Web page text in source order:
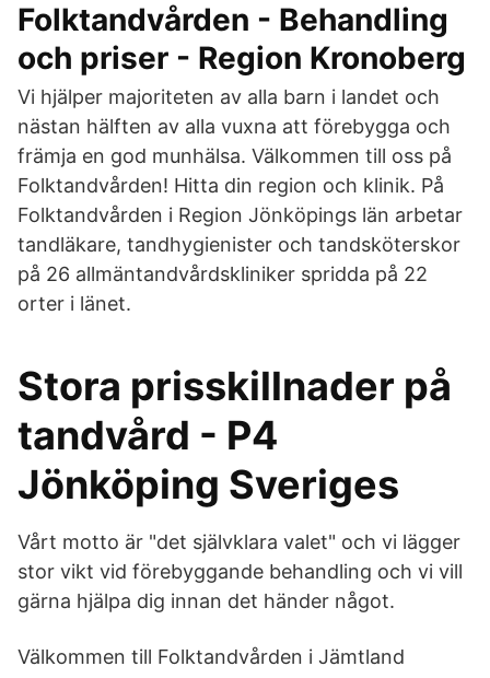
Folktandvården - Behandling
och priser - Region Kronoberg
Vi hjälper majoriteten av alla barn i landet och
nästan hälften av alla vuxna att förebygga och
främja en god munhälsa. Välkommen till oss på
Folktandvården! Hitta din region och klinik. På
Folktandvården i Region Jönköpings län arbetar
tandläkare, tandhygienister och tandsköterskor
på 26 allmäntandvårdskliniker spridda på 22
orter i länet.
Stora prisskillnader på
tandvård - P4
Jönköping Sveriges
Vårt motto är "det självklara valet" och vi lägger
stor vikt vid förebyggande behandling och vi vill
gärna hjälpa dig innan det händer något.
Välkommen till Folktandvården i Jämtland